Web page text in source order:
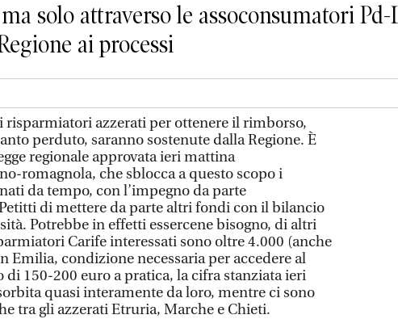
solo attraverso le assoconsumatori Pd-
ai processi
risparmiatori azzerati per ottenere il rimborso,
perduto, saranno sostenute dalla Regione. È
regionale approvata ieri mattina
romagnola, che sblocca a questo scopo i
da tempo, con l’impegno da parte
Petitti di mettere da parte altri fondi con il bilancio
Potrebbe in effetti essercene bisogno, di altri
Carife interessati sono oltre 4.000 (anche
Emilia, condizione necessaria per accedere al
di 150-200 euro a pratica, la cifra stanziata ieri
quasi interamente da loro, mentre ci sono
tra gli azzerati Etruria, Marche e Chieti.